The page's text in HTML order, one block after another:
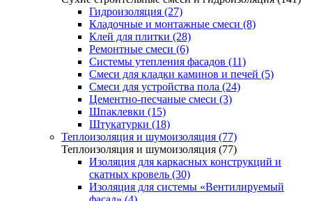
Гидроизоляция (27)
Кладочные и монтажные смеси (8)
Клей для плитки (28)
Ремонтные смеси (6)
Системы утепления фасадов (11)
Смеси для кладки каминов и печей (5)
Смеси для устройства пола (24)
Цементно-песчаные смеси (3)
Шпаклевки (15)
Штукатурки (18)
Теплоизоляция и шумоизоляция (77)
Теплоизоляция и шумоизоляция (77)
Изоляция для каркасных конструкций и
скатных кровель (30)
Изоляция для системы «Вентилируемый